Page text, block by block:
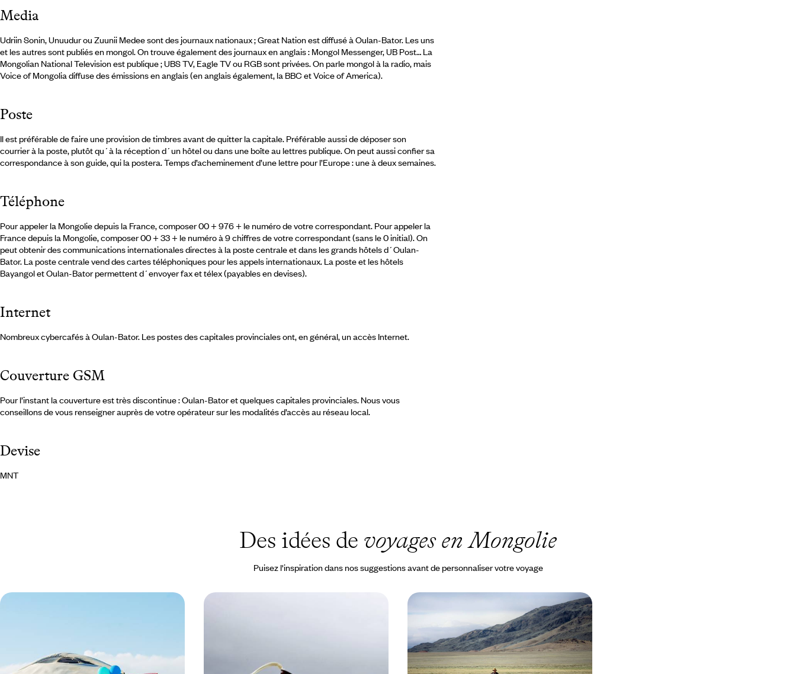
Media
Udriin Sonin, Unuudur ou Zuunii Medee sont des journaux nationaux ; Great Nation est diffusé à Oulan-Bator. Les uns
et les autres sont publiés en mongol. On trouve également des journaux en anglais : Mongol Messenger, UB Post… La
Mongolian National Television est publique ; UBS TV, Eagle TV ou RGB sont privées. On parle mongol à la radio, mais
Voice of Mongolia diffuse des émissions en anglais (en anglais également, la BBC et Voice of America).
Poste
Il est préférable de faire une provision de timbres avant de quitter la capitale. Préférable aussi de déposer son
courrier à la poste, plutôt qu´à la réception d´un hôtel ou dans une boîte au lettres publique. On peut aussi confier sa
correspondance à son guide, qui la postera. Temps d’acheminement d’une lettre pour l’Europe : une à deux semaines.
Téléphone
Pour appeler la Mongolie depuis la France, composer 00 + 976 + le numéro de votre correspondant. Pour appeler la
France depuis la Mongolie, composer 00 + 33 + le numéro à 9 chiffres de votre correspondant (sans le 0 initial). On
peut obtenir des communications internationales directes à la poste centrale et dans les grands hôtels d´Oulan-
Bator. La poste centrale vend des cartes téléphoniques pour les appels internationaux. La poste et les hôtels
Bayangol et Oulan-Bator permettent d´envoyer fax et télex (payables en devises).
Internet
Nombreux cybercafés à Oulan-Bator. Les postes des capitales provinciales ont, en général, un accès Internet.
Couverture GSM
Pour l’instant la couverture est très discontinue : Oulan-Bator et quelques capitales provinciales. Nous vous
conseillons de vous renseigner auprès de votre opérateur sur les modalités d’accès au réseau local.
Devise
MNT
Des idées de voyages en Mongolie
Puisez l'inspiration dans nos suggestions avant de personnaliser votre voyage
l’accueil réservé aux enfants par les Mongols
Oulan-Bator, la steppe et le Nord
Gobi - Moines et nomades de
Mongolie
Aller à la rencontre d'une Mongolie variée et
essentielle, au fil d’un itinéraire ajusté et
économe en kilomètres